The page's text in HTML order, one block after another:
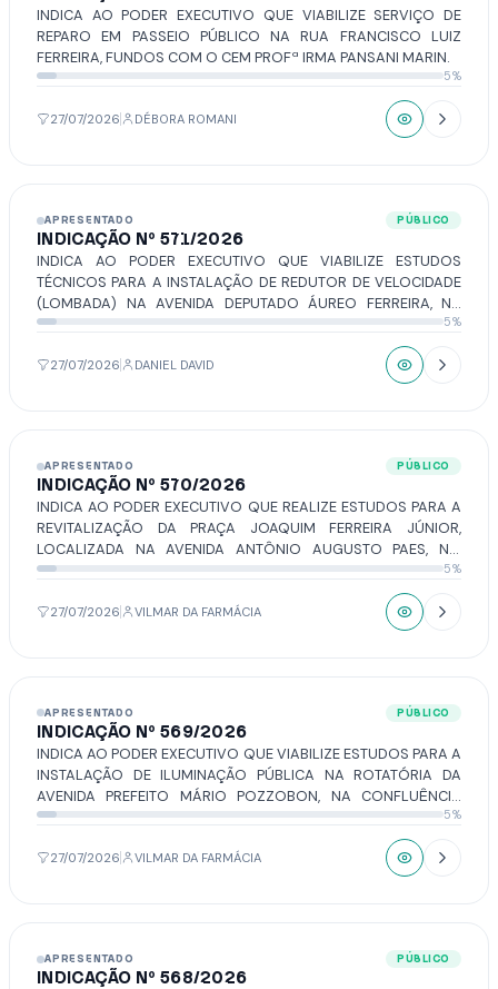
INDICA AO PODER EXECUTIVO QUE VIABILIZE SERVIÇO DE
REPARO EM PASSEIO PÚBLICO NA RUA FRANCISCO LUIZ
FERREIRA, FUNDOS COM O CEM PROFª IRMA PANSANI MARIN.
5%
27/07/2026 DÉBORA ROMANI
APRESENTADO PÚBLICO
INDICAÇÃO Nº 571/2026
INDICA AO PODER EXECUTIVO QUE VIABILIZE ESTUDOS
TÉCNICOS PARA A INSTALAÇÃO DE REDUTOR DE VELOCIDADE
(LOMBADA) NA AVENIDA DEPUTADO ÁUREO FERREIRA, NA
ALTURA DO Nº 1209, LOTEAMENTO SÃO VICENTE DE PAULO.
5%
27/07/2026 DANIEL DAVID
APRESENTADO PÚBLICO
INDICAÇÃO Nº 570/2026
INDICA AO PODER EXECUTIVO QUE REALIZE ESTUDOS PARA A
REVITALIZAÇÃO DA PRAÇA JOAQUIM FERREIRA JÚNIOR,
LOCALIZADA NA AVENIDA ANTÔNIO AUGUSTO PAES, NO
BAIRRO VILA PAES.
5%
27/07/2026 VILMAR DA FARMÁCIA
APRESENTADO PÚBLICO
INDICAÇÃO Nº 569/2026
INDICA AO PODER EXECUTIVO QUE VIABILIZE ESTUDOS PARA A
INSTALAÇÃO DE ILUMINAÇÃO PÚBLICA NA ROTATÓRIA DA
AVENIDA PREFEITO MÁRIO POZZOBON, NA CONFLUÊNCIA
COM A AVENIDA JERÔNIMO FIGUEIRA DA COSTA, PRÓXIMO AO
INSTITUTO FEDERAL DE EDUCAÇÃO, CIÊNCIA E TECNOLOGIA DE
SÃO PAULO (IFSP) – CÂMPUS VOTUPORANGA.
5%
27/07/2026 VILMAR DA FARMÁCIA
APRESENTADO PÚBLICO
INDICAÇÃO Nº 568/2026